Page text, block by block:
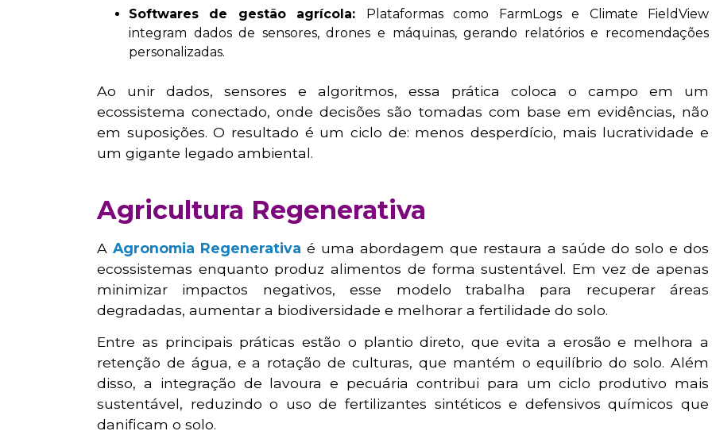
Softwares de gestão agrícola: Plataformas como FarmLogs e Climate FieldView
integram dados de sensores, drones e máquinas, gerando relatórios e recomendações
personalizadas.
Ao unir dados, sensores e algoritmos, essa prática coloca o campo em um
ecossistema conectado, onde decisões são tomadas com base em evidências, não
em suposições. O resultado é um ciclo de: menos desperdício, mais lucratividade e
um gigante legado ambiental.
Agricultura Regenerativa
A Agronomia Regenerativa é uma abordagem que restaura a saúde do solo e dos
ecossistemas enquanto produz alimentos de forma sustentável. Em vez de apenas
minimizar impactos negativos, esse modelo trabalha para recuperar áreas
degradadas, aumentar a biodiversidade e melhorar a fertilidade do solo.
Entre as principais práticas estão o plantio direto, que evita a erosão e melhora a
retenção de água, e a rotação de culturas, que mantém o equilíbrio do solo. Além
disso, a integração de lavoura e pecuária contribui para um ciclo produtivo mais
sustentável, reduzindo o uso de fertilizantes sintéticos e defensivos químicos que
danificam o solo.